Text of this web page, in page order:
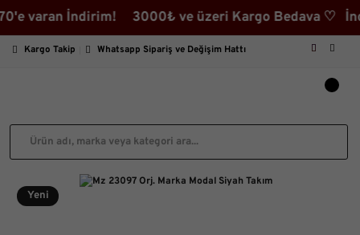
İndirim! 3000₺ ve üzeri Kargo Bedava ♡
Kargo Takip Whatsapp Sipariş ve Değişim Hattı
Yeni